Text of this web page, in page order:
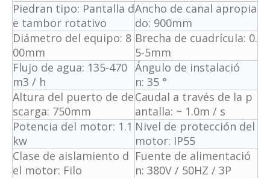
Piedran tipo: Pantalla d
e tambor rotativo
Ancho de canal apropia
do: 900mm
Diámetro del equipo: 8
00mm
Brecha de cuadrícula: 0.
5-5mm
Flujo de agua: 135-470
m3 / h
Ángulo de instalació
n: 35 °
Altura del puerto de de
scarga: 750mm
Caudal a través de la p
antalla: ~ 1.0m / s
Potencia del motor: 1.1
kw
Nivel de protección del
motor: IP55
Clase de aislamiento d
el motor: Filo
Fuente de alimentació
n: 380V / 50HZ / 3P